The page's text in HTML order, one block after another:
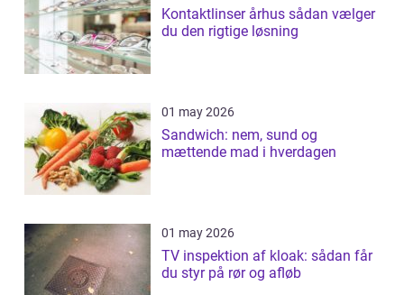
Kontaktlinser århus sådan vælger
du den rigtige løsning
01 may 2026
Sandwich: nem, sund og
mættende mad i hverdagen
01 may 2026
TV inspektion af kloak: sådan får
du styr på rør og afløb